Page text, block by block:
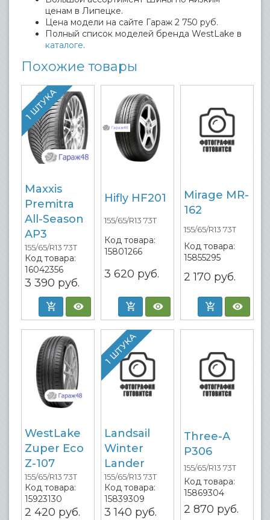
ценам в Липецке.
Цена модели на сайте Гараж 2 750 руб.
Полный список моделей бренда WestLake в
каталоге.
Похожие товары
1 ШТУКА
Maxxis
Premitra
All-Season
AP3
155/65/R13 73T
Код товара:
16042356
3 390 руб.
Hifly HF201
155/65/R13 73T
Код товара:
15801266
3 620 руб.
Mirage MR-
162
155/65/R13 73T
Код товара:
15855295
2 170 руб.
WestLake
Zuper Eco
Z-107
155/65/R13 73T
Код товара:
15923130
2 420 руб.
1 ШТУКА
Landsail
Winter
Lander
155/65/R13 73T
Код товара:
15839309
3 140 руб.
Three-A
P306
155/65/R13 73T
Код товара:
15869304
2 870 руб.